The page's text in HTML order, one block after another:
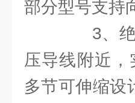
部分型号支持
3、绝
压导线附近
多节可伸缩设